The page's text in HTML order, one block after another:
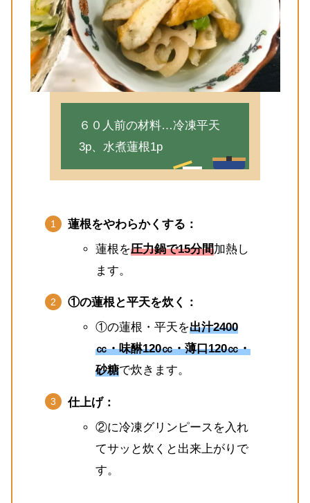
６０人前の材料…冷凍平天
3p、水煮蓮根1p
蓮根をやわらかくする：
蓮根を圧力鍋で15分間加熱し
ます。
①の蓮根と平天を炊く：
①の蓮根・平天を出汁2400
㏄・味醂120㏄・薄口120㏄・
砂糖で炊きます。
仕上げ：
②に冷凍グリンピースを入れ
てサッと炊くと出来上がりで
す。